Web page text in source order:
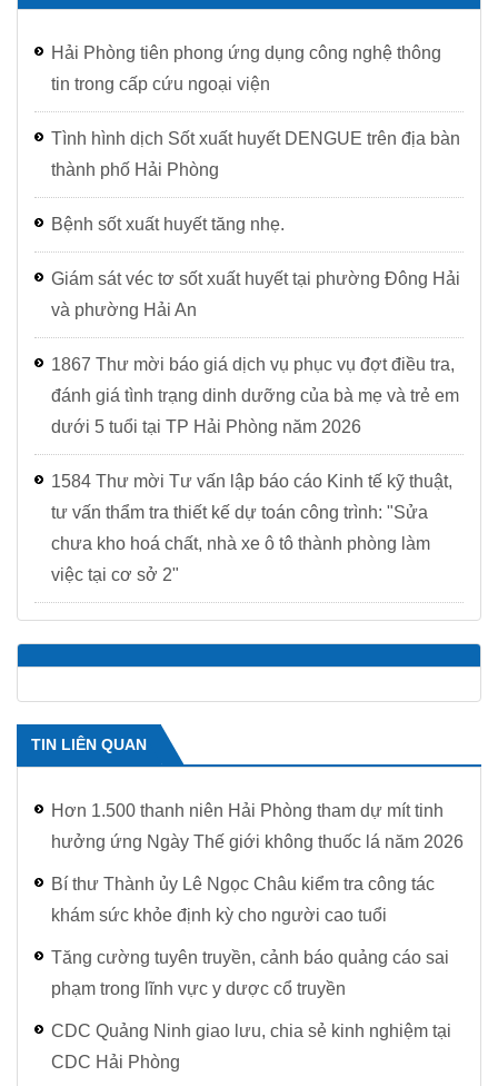
Hải Phòng tiên phong ứng dụng công nghệ thông
tin trong cấp cứu ngoại viện
Tình hình dịch Sốt xuất huyết DENGUE trên địa bàn
thành phố Hải Phòng
Bệnh sốt xuất huyết tăng nhẹ.
Giám sát véc tơ sốt xuất huyết tại phường Đông Hải
và phường Hải An
1867 Thư mời báo giá dịch vụ phục vụ đợt điều tra,
đánh giá tình trạng dinh dưỡng của bà mẹ và trẻ em
dưới 5 tuổi tại TP Hải Phòng năm 2026
1584 Thư mời Tư vấn lập báo cáo Kinh tế kỹ thuật,
tư vấn thẩm tra thiết kế dự toán công trình: "Sửa
chưa kho hoá chất, nhà xe ô tô thành phòng làm
việc tại cơ sở 2"
TIN LIÊN QUAN
Hơn 1.500 thanh niên Hải Phòng tham dự mít tinh
hưởng ứng Ngày Thế giới không thuốc lá năm 2026
Bí thư Thành ủy Lê Ngọc Châu kiểm tra công tác
khám sức khỏe định kỳ cho người cao tuổi
Tăng cường tuyên truyền, cảnh báo quảng cáo sai
phạm trong lĩnh vực y dược cổ truyền
CDC Quảng Ninh giao lưu, chia sẻ kinh nghiệm tại
CDC Hải Phòng